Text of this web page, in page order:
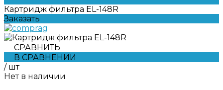
Картридж фильтра EL-148R
Заказать
СРАВНИТЬ
В СРАВНЕНИИ
/ шт
Нет в наличии